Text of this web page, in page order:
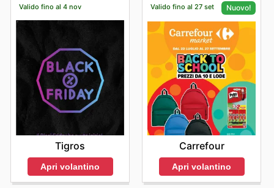
Valido fino al 4 nov
Tigros
Apri volantino
Valido fino al 27 set Nuovo!
Carrefour
Apri volantino